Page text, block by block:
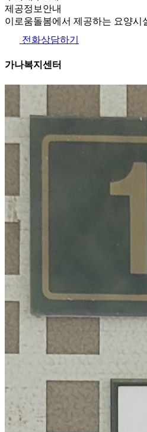
제공정보안내
이로움돌봄에서 제공하는 요양
전화상담하기
가나복지센터